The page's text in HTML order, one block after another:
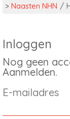
> Naasten NHN /
Inloggen
Nog geen
Aanmelden.
E-mailadres